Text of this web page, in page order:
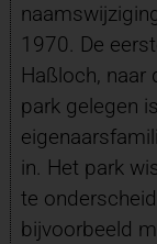
1970. De
Haßloch, naar
park gelegen
in. Het park
te
bijvoorbeeld